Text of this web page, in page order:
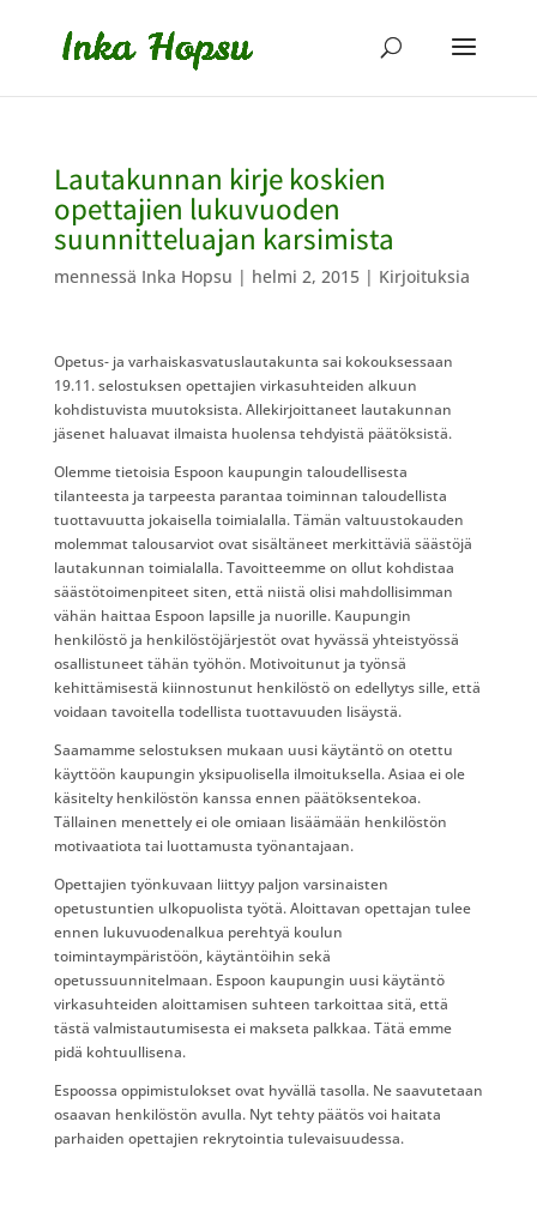
Lautakunnan kirje koskien
opettajien lukuvuoden
suunnitteluajan karsimista
mennessä Inka Hopsu | helmi 2, 2015| Kirjoituksia
Opetus- ja varhaiskasvatuslautakunta sai kokouksessaan
19.11. selostuksen opettajien virkasuhteiden alkuun
kohdistuvista muutoksista. Allekirjoittaneet lautakunnan
jäsenet haluavat ilmaista huolensa tehdyistä päätöksistä.
Olemme tietoisia Espoon kaupungin taloudellisesta
tilanteesta ja tarpeesta parantaa toiminnan taloudellista
tuottavuutta jokaisella toimialalla. Tämän valtuustokauden
molemmat talousarviot ovat sisältäneet merkittäviä säästöjä
lautakunnan toimialalla. Tavoitteemme on ollut kohdistaa
säästötoimenpiteet siten, että niistä olisi mahdollisimman
vähän haittaa Espoon lapsille ja nuorille. Kaupungin
henkilöstö ja henkilöstöjärjestöt ovat hyvässä yhteistyössä
osallistuneet tähän työhön. Motivoitunut ja työnsä
kehittämisestä kiinnostunut henkilöstö on edellytys sille, että
voidaan tavoitella todellista tuottavuuden lisäystä.
Saamamme selostuksen mukaan uusi käytäntö on otettu
käyttöön kaupungin yksipuolisella ilmoituksella. Asiaa ei ole
käsitelty henkilöstön kanssa ennen päätöksentekoa.
Tällainen menettely ei ole omiaan lisäämään henkilöstön
motivaatiota tai luottamusta työnantajaan.
Opettajien työnkuvaan liittyy paljon varsinaisten
opetustuntien ulkopuolista työtä. Aloittavan opettajan tulee
ennen lukuvuodenalkua perehtyä koulun
toimintaympäristöön, käytäntöihin sekä
opetussuunnitelmaan. Espoon kaupungin uusi käytäntö
virkasuhteiden aloittamisen suhteen tarkoittaa sitä, että
tästä valmistautumisesta ei makseta palkkaa. Tätä emme
pidä kohtuullisena.
Espoossa oppimistulokset ovat hyvällä tasolla. Ne saavutetaan
osaavan henkilöstön avulla. Nyt tehty päätös voi haitata
parhaiden opettajien rekrytointia tulevaisuudessa.